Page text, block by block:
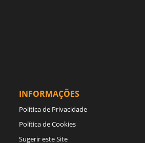
INFORMAÇÕES
Política de Privacidade
Política de Cookies
Sugerir este Site